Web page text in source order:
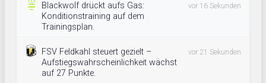
Blackwolf drückt aufs Gas:
Konditionstraining auf dem
Trainingsplan.
vor 16 Sekunden
FSV Feldkahl steuert gezielt –
Aufstiegswahrscheinlichkeit wächst
auf 27 Punkte.
vor 21 Sekunden